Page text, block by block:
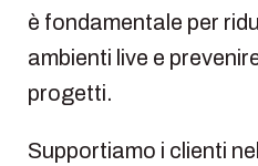
è fondamentale per
ambienti live e
progetti.
Supportiamo i clienti